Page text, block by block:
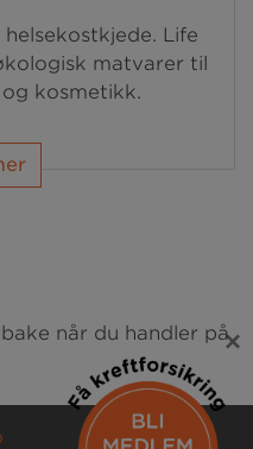
Life
matvarer til
kosmetikk.
når du handler på×